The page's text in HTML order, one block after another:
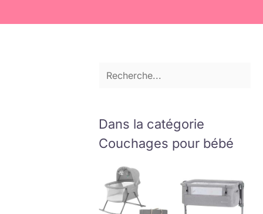
Dans la catégorie
Couchages pour bébé